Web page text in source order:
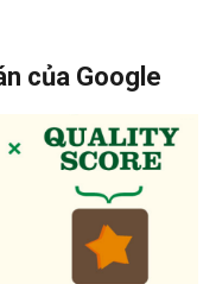
của Google